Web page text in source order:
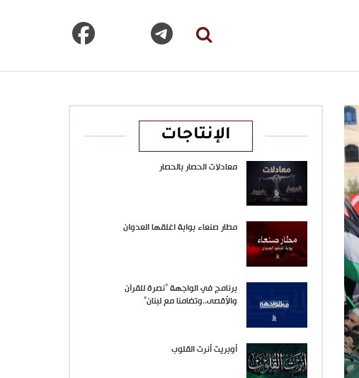
الإنتاجات
معادلات الحصار بالحصار
مطار صنعاء بوابة اغلقها العدوان
برنامج في الواجهة “نصرة للقرآن
والأقصى..وتضامنا مع لبنان”
أوبريت أنرت القلوب